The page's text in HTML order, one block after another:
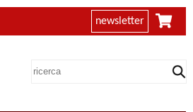
newsletter